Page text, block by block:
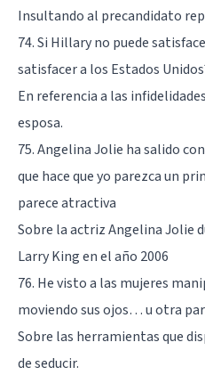
Insultando al precandidato
74. Si Hillary no puede
satisfacer a los Estados
En referencia a las
esposa.
75. Angelina Jolie ha salido
que hace que yo parezca un
parece atractiva
Sobre la actriz Angelina Jolie
Larry King en el año 2006
76. He visto a las mujeres
moviendo sus ojos… u otra
Sobre las herramientas que
de seducir.